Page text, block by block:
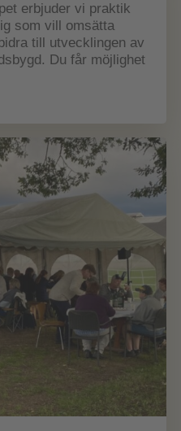
erbjuder vi praktik
som vill omsätta
till utvecklingen av
Du får möjlighet